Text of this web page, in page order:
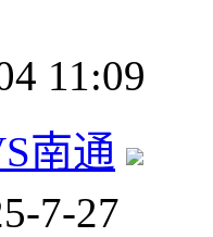
11:09
南通
7-27